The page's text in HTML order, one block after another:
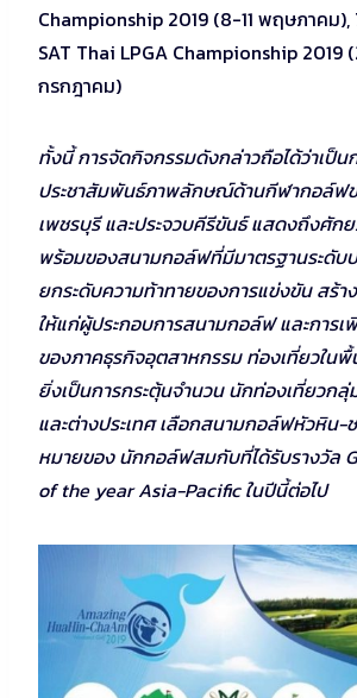
Championship 2019 (8-11 พฤษภาคม
SAT Thai LPGA Championship 2019
กรกฎาคม)
ทั้งนี้ การจัดกิจกรรมดังกล่าวถือได้ว่าเป็น
ประชาสัมพันธ์ภาพลักษณ์ด้านกีฬากอล์ฟ
เพชรบุรี และประจวบคีรีขันธ์ แสดงถึงศัก
พร้อมของสนามกอล์ฟที่มีมาตรฐานระดับ
ยกระดับความท้าทายของการแข่งขัน สร้า
ให้แก่ผู้ประกอบการสนามกอล์ฟ และการเ
ของภาคธุรกิจอุตสาหกรรม ท่องเที่ยวใน
ยิ่งเป็นการกระตุ้นจํานวน นักท่องเที่ยวก
และต่างประเทศ เลือกสนามกอล์ฟหัวหิน-ช
หมายของ นักกอล์ฟสมกับที่ได้รับรางวัล
of the year Asia-Pacific ในปีนี้ต่อไป